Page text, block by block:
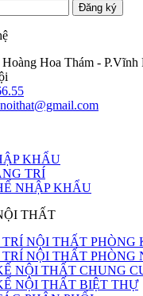
Đăng ký
Hoàng Hoa Thám -
KHẨU
TRÍ
NHẬP KHẨU
THẤT
NỘI THẤT PHÒNG
NỘI THẤT PHÒNG
NỘI THẤT CHUNG
NỘI THẤT BIỆT THỰ